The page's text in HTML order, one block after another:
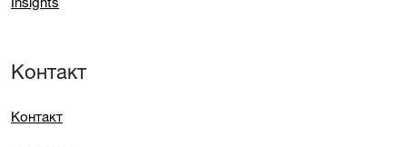
Контакт
Контакт